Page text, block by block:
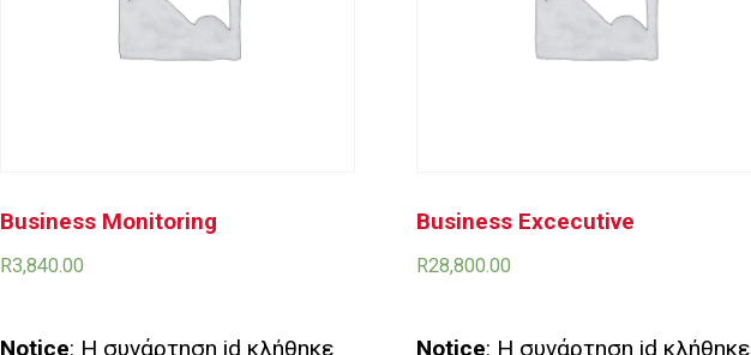
Business Monitoring
R3,840.00
Notice: Η συνάρτηση id κλήθηκε
Business Excecutive
R28,800.00
Notice: Η συνάρτηση id κλήθηκε